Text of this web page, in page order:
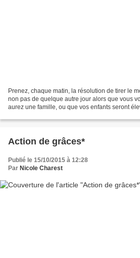
Prenez, chaque matin, la résolution de tirer le
non pas de quelque autre jour alors que vous
aurez une famille, ou que vos enfants seront
Action de grâces*
Publié le 15/10/2015 à 12:28
Par Nicole Charest